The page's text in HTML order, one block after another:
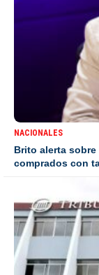
NACIONALES
Brito alerta
comprados con